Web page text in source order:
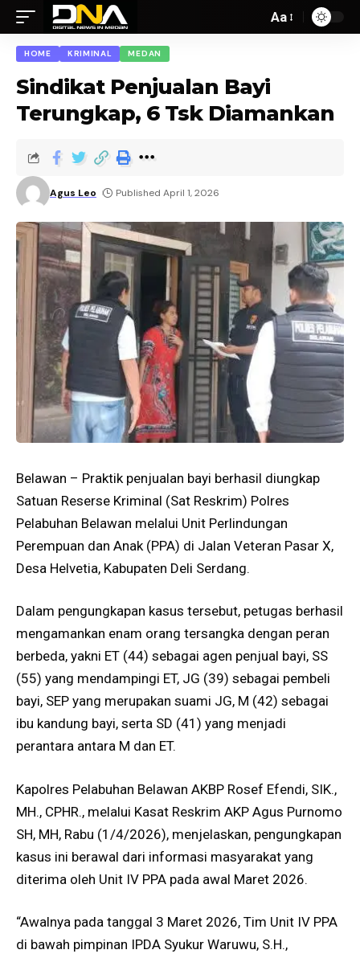
Aa
HOME KRIMINAL MEDAN
Sindikat Penjualan Bayi
Terungkap, 6 Tsk Diamankan
Agus Leo Published April 1, 2026
Belawan – Praktik penjualan bayi berhasil diungkap
Satuan Reserse Kriminal (Sat Reskrim) Polres
Pelabuhan Belawan melalui Unit Perlindungan
Perempuan dan Anak (PPA) di Jalan Veteran Pasar X,
Desa Helvetia, Kabupaten Deli Serdang.
Dalam pengungkapan kasus tersebut, petugas berhasil
mengamankan enam orang tersangka dengan peran
berbeda, yakni ET (44) sebagai agen penjual bayi, SS
(55) yang mendampingi ET, JG (39) sebagai pembeli
bayi, SEP yang merupakan suami JG, M (42) sebagai
ibu kandung bayi, serta SD (41) yang menjadi
perantara antara M dan ET.
Kapolres Pelabuhan Belawan AKBP Rosef Efendi, SIK.,
MH., CPHR., melalui Kasat Reskrim AKP Agus Purnomo
SH, MH, Rabu (1/4/2026), menjelaskan, pengungkapan
kasus ini berawal dari informasi masyarakat yang
diterima oleh Unit IV PPA pada awal Maret 2026.
“Awalnya pada tanggal 3 Maret 2026, Tim Unit IV PPA
di bawah pimpinan IPDA Syukur Waruwu, S.H.,